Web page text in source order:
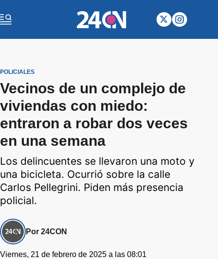
POLICIALES
Vecinos de un complejo de
viviendas con miedo:
entraron a robar dos veces
en una semana
Los delincuentes se llevaron una moto y
una bicicleta. Ocurrió sobre la calle
Carlos Pellegrini. Piden más presencia
policial.
Por 24CON
Viernes, 21 de febrero de 2025 a las 08:01